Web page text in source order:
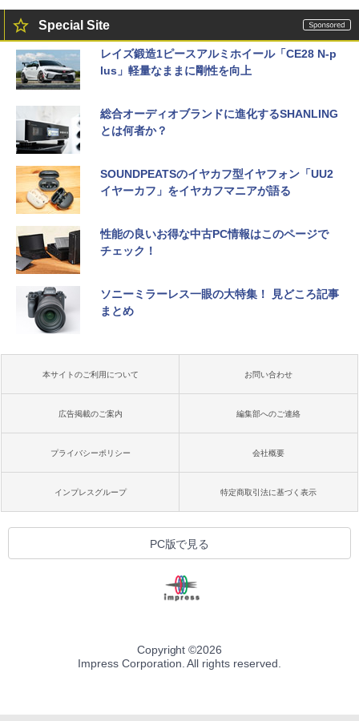
Special Site
レイズ鍛造1ピースアルミホイール「CE28 N-p
lus」軽量なままに剛性を向上
総合オーディオブランドに進化するSHANLING
とは何者か？
SOUNDPEATSのイヤカフ型イヤフォン「UU2
イヤーカフ」をイヤカフマニアが語る
性能の良いお得な中古PC情報はこのページで
チェック！
ソニーミラーレス一眼の大特集！ 見どころ記事
まとめ
本サイトのご利用について お問い合わせ
広告掲載のご案内 編集部へのご連絡
プライバシーポリシー 会社概要
インプレスグループ 特定商取引法に基づく表示
PC版で見る
Copyright ©2026
Impress Corporation. All rights reserved.